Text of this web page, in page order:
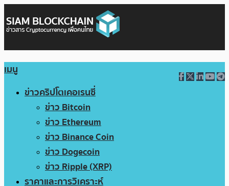
เมนู
ข่าวคริปโตเคอเรนซี่
ข่าว Bitcoin
ข่าว Ethereum
ข่าว Binance Coin
ข่าว Dogecoin
ข่าว Ripple (XRP)
ราคาและการวิเคราะห์